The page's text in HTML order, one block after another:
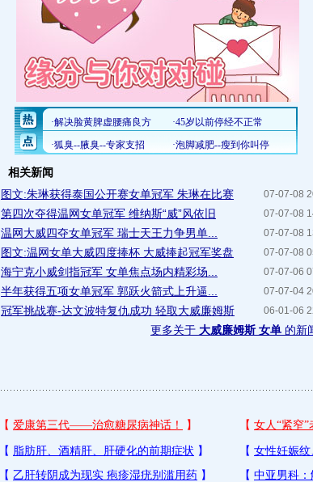
相关新闻
07-07-08
图文:朱琳获得泰国公开赛女单冠军 朱琳在比赛
07-07-08
第四次夺得温网女单冠军 维纳斯“威”风依旧
07-07-08
温网大威四夺女单冠军 瑞士天王力争男单...
07-07-08
图文:温网女单大威四度捧杯 大威捧起冠军奖盘
07-07-06
海宁克小威剑指冠军 女单焦点场内精彩场...
07-07-04
半年获得五项女单冠军 郭跃火箭式上升逼...
06-01-06
冠军挑战赛-达文波特复仇成功 轻取大威廉姆斯
更多关于 大威廉姆斯 女单 的新